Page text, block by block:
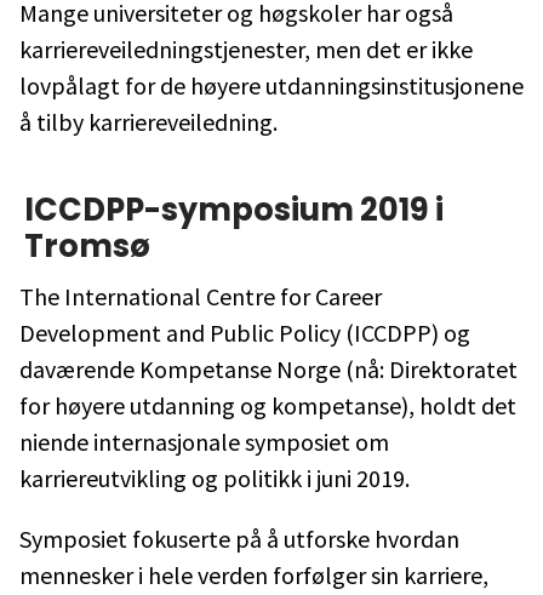
Mange universiteter og høgskoler har også
karriereveiledningstjenester, men det er ikke
lovpålagt for de høyere utdanningsinstitusjonene
å tilby karriereveiledning.
ICCDPP-symposium 2019 i
Tromsø
The International Centre for Career
Development and Public Policy (ICCDPP) og
daværende Kompetanse Norge (nå: Direktoratet
for høyere utdanning og kompetanse), holdt det
niende internasjonale symposiet om
karriereutvikling og politikk i juni 2019.
Symposiet fokuserte på å utforske hvordan
mennesker i hele verden forfølger sin karriere,